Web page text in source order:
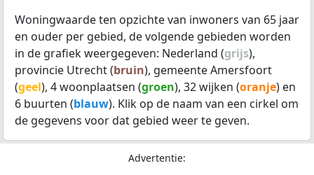
Woningwaarde ten opzichte van inwoners van 65 jaar
en ouder per gebied, de volgende gebieden worden
in de grafiek weergegeven: Nederland (grijs),
provincie Utrecht (bruin), gemeente Amersfoort
(geel), 4 woonplaatsen (groen), 32 wijken (oranje) en
6 buurten (blauw). Klik op de naam van een cirkel om
de gegevens voor dat gebied weer te geven.
Advertentie: